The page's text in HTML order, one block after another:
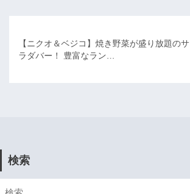
【ニクオ＆ベジコ】焼き野菜が盛り放題のサ
ラダバー！ 豊富なラン…
検索